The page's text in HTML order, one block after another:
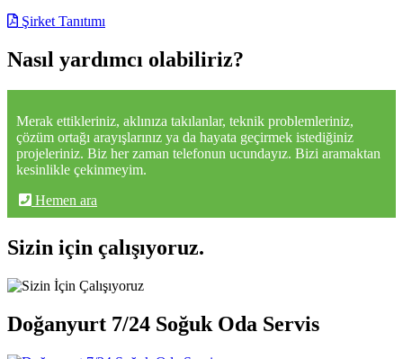
Şirket Tanıtımı
Nasıl yardımcı olabiliriz?
Merak ettikleriniz, aklınıza takılanlar, teknik problemleriniz,
çözüm ortağı arayışlarınız ya da hayata geçirmek istediğiniz
projeleriniz. Biz her zaman telefonun ucundayız. Bizi aramaktan
kesinlikle çekinmeyim.
Hemen ara
Sizin için çalışıyoruz.
Doğanyurt 7/24 Soğuk Oda Servis